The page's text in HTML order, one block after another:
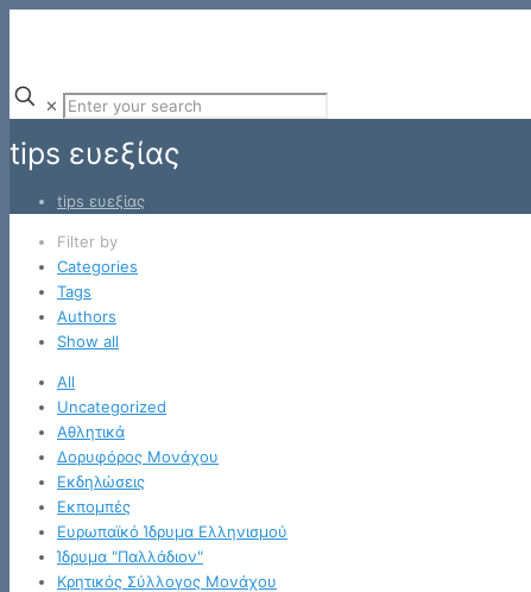
✕
tips ευεξίας
tips ευεξίας
Filter by
Categories
Tags
Authors
Show all
All
Uncategorized
Αθλητικά
Δορυφόρος Μονάχου
Εκδηλώσεις
Εκπομπές
Ευρωπαϊκό Ίδρυμα Ελληνισμού
Ίδρυμα "Παλλάδιον"
Κρητικός Σύλλογος Μονάχου